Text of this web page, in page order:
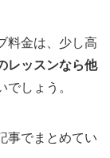
料金は、少し高
レッスンなら他
でしょう。
事でまとめてい